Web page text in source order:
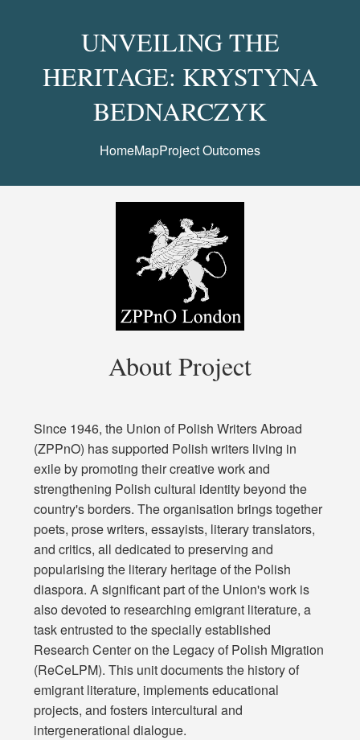
UNVEILING THE
HERITAGE: KRYSTYNA
BEDNARCZYK
HomeMapProject Outcomes
About Project
Since 1946, the Union of Polish Writers Abroad
(ZPPnO) has supported Polish writers living in
exile by promoting their creative work and
strengthening Polish cultural identity beyond the
country's borders. The organisation brings together
poets, prose writers, essayists, literary translators,
and critics, all dedicated to preserving and
popularising the literary heritage of the Polish
diaspora. A significant part of the Union's work is
also devoted to researching emigrant literature, a
task entrusted to the specially established
Research Center on the Legacy of Polish Migration
(ReCeLPM). This unit documents the history of
emigrant literature, implements educational
projects, and fosters intercultural and
intergenerational dialogue.